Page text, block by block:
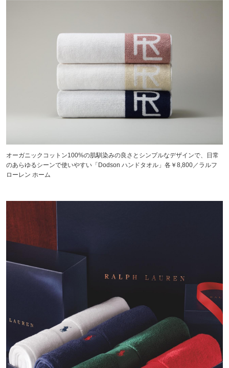
オーガニックコットン100%の肌馴染みの良さとシンプルなデザインで、日常
のあらゆるシーンで使いやすい「Dodson ハンドタオル」各￥8,800／ラルフ
ローレン ホーム